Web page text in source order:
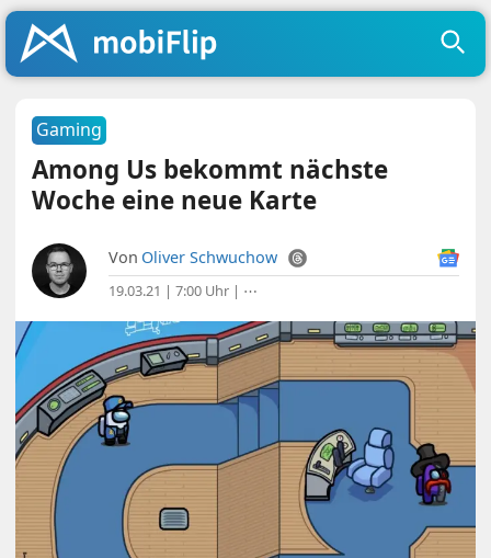
Gaming
Among Us bekommt nächste
Woche eine neue Karte
Von Oliver Schwuchow
19.03.21 | 7:00 Uhr | ⋯